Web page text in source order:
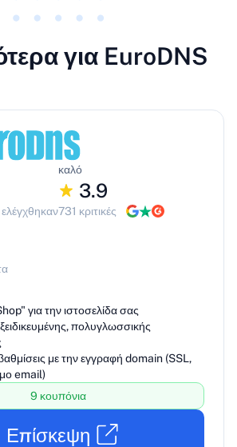
για EuroDNS
καλό
3.9
731 κριτικές
για την ιστοσελίδα σας
πολυγλωσσικής
με την εγγραφή domain (SSL,
email)
9 κουπόνια
Επίσκεψη